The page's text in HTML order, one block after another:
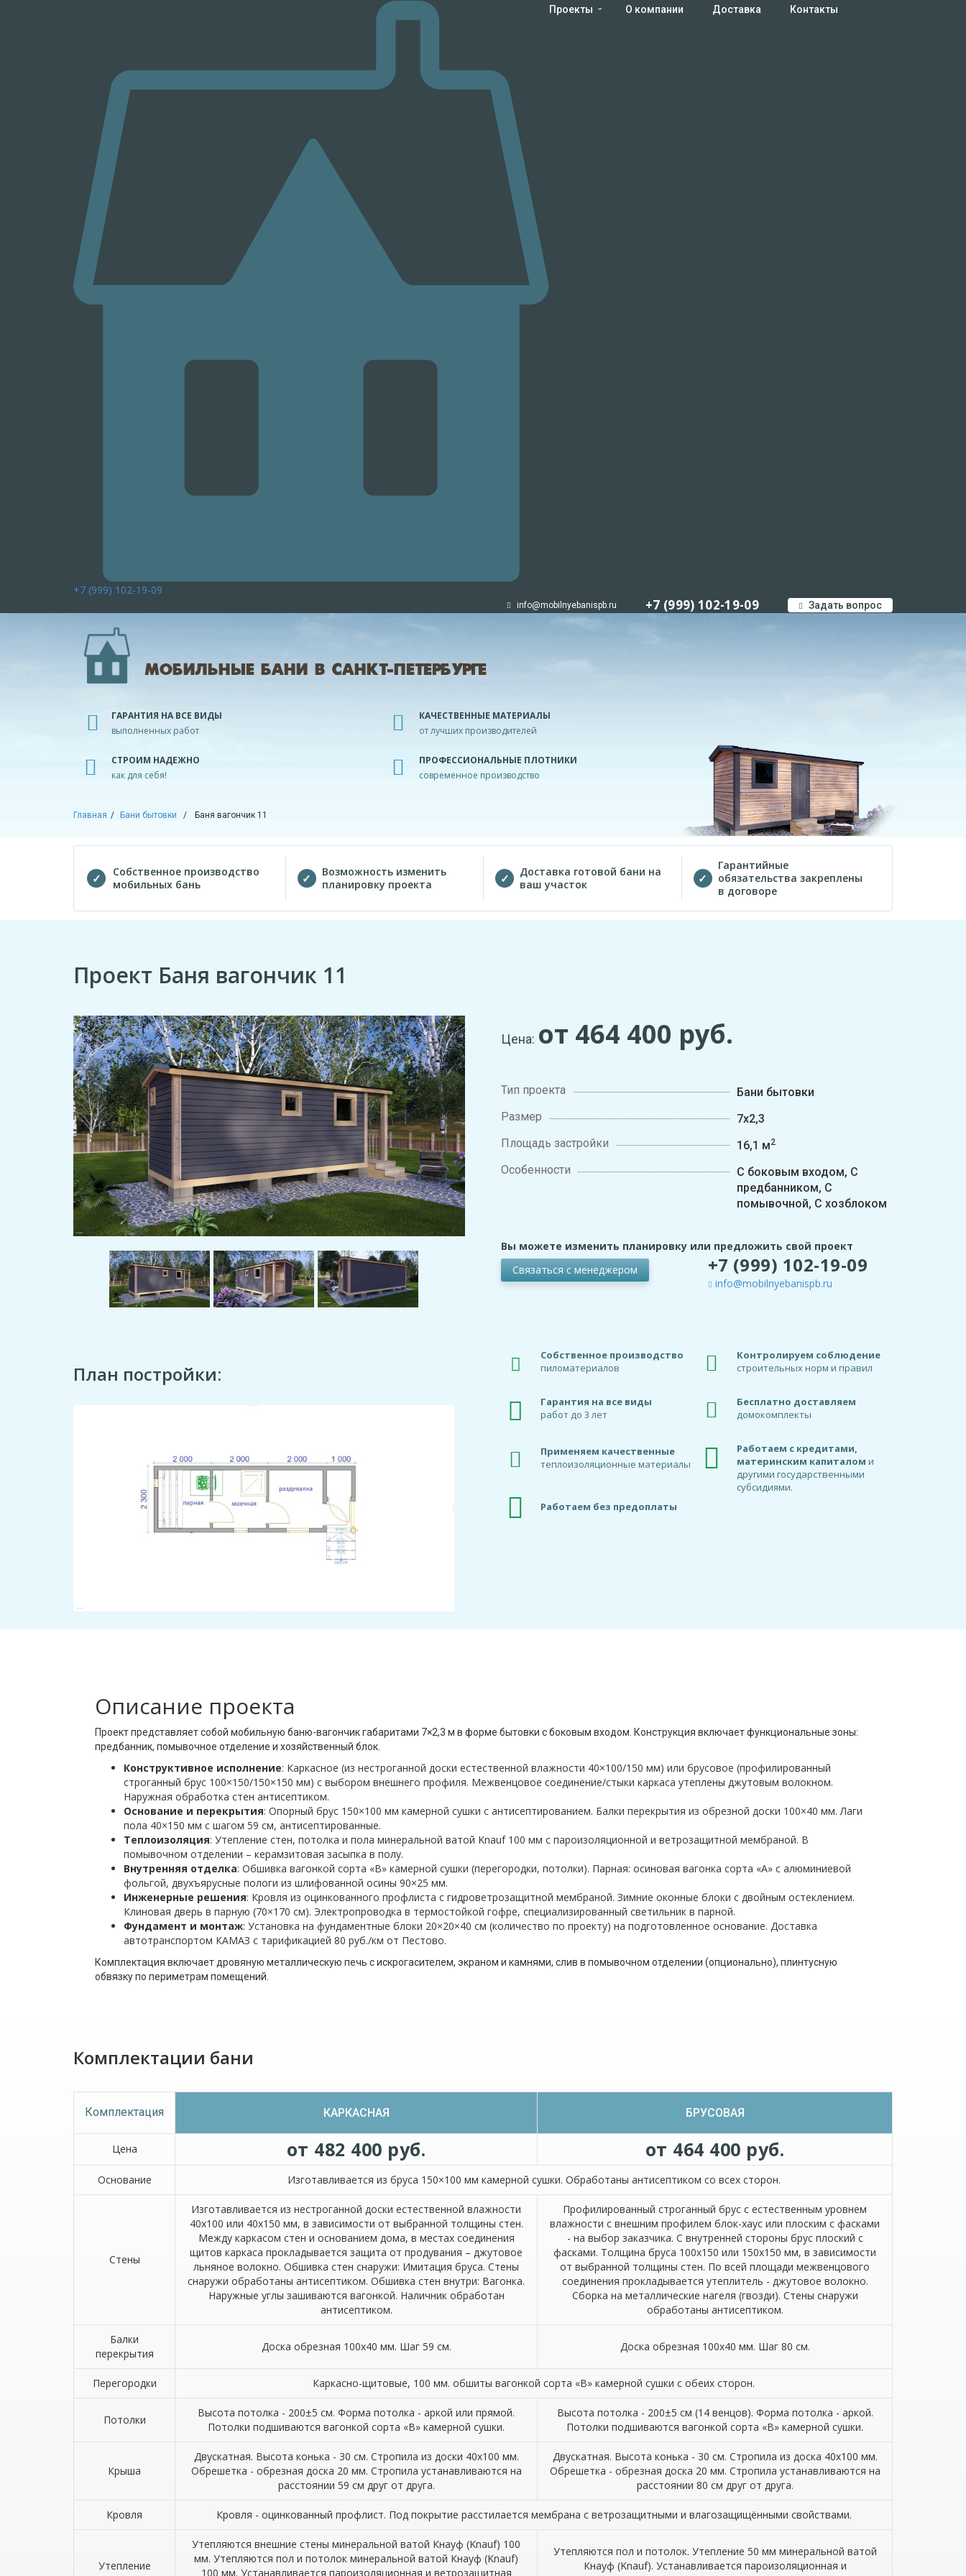
+7 (999) 102-19-09
Проекты О компании Доставка Контакты
info@mobilnyebanispb.ru +7 (999) 102-19-09 Задать вопрос
МОБИЛЬНЫЕ БАНИ В САНКТ-ПЕТЕРБУРГЕ
ГАРАНТИЯ НА ВСЕ ВИДЫ
выполненных работ
КАЧЕСТВЕННЫЕ МАТЕРИАЛЫ
от лучших производителей
СТРОИМ НАДЕЖНО
как для себя!
ПРОФЕССИОНАЛЬНЫЕ ПЛОТНИКИ
современное производство
Главная Бани бытовки Баня вагончик 11
Собственное производство
мобильных бань
Возможность изменить
планировку проекта
Доставка готовой бани на
ваш участок
Гарантийные
обязательства закреплены
в договоре
Проект Баня вагончик 11
План постройки:
Цена: от 464 400 руб.
Тип проекта
Бани бытовки
Размер
7х2,3
Площадь застройки
16,1 м2
Особенности
С боковым входом, С
предбанником, С
помывочной, С хозблоком
Вы можете изменить планировку или предложить свой проект
Связаться с менеджером
+7 (999) 102-19-09
info@mobilnyebanispb.ru
Собственное производство
пиломатериалов
Гарантия на все виды
работ до 3 лет
Применяем качественные
теплоизоляционные материалы
Работаем без предоплаты
Контролируем соблюдение
строительных норм и правил
Бесплатно доставляем
домокомплекты
Работаем с кредитами,
материнским капиталом и
другими государственными
субсидиями.
Описание проекта
Проект представляет собой мобильную баню-вагончик габаритами 7×2,3 м в форме бытовки с боковым входом. Конструкция включает функциональные зоны:
предбанник, помывочное отделение и хозяйственный блок.
Конструктивное исполнение: Каркасное (из нестроганной доски естественной влажности 40×100/150 мм) или брусовое (профилированный
строганный брус 100×150/150×150 мм) с выбором внешнего профиля. Межвенцовое соединение/стыки каркаса утеплены джутовым волокном.
Наружная обработка стен антисептиком.
Основание и перекрытия: Опорный брус 150×100 мм камерной сушки с антисептированием. Балки перекрытия из обрезной доски 100×40 мм. Лаги
пола 40×150 мм с шагом 59 см, антисептированные.
Теплоизоляция: Утепление стен, потолка и пола минеральной ватой Knauf 100 мм с пароизоляционной и ветрозащитной мембраной. В
помывочном отделении – керамзитовая засыпка в полу.
Внутренняя отделка: Обшивка вагонкой сорта «В» камерной сушки (перегородки, потолки). Парная: осиновая вагонка сорта «А» с алюминиевой
фольгой, двухъярусные пологи из шлифованной осины 90×25 мм.
Инженерные решения: Кровля из оцинкованного профлиста с гидроветрозащитной мембраной. Зимние оконные блоки с двойным остеклением.
Клиновая дверь в парную (70×170 см). Электропроводка в термостойкой гофре, специализированный светильник в парной.
Фундамент и монтаж: Установка на фундаментные блоки 20×20×40 см (количество по проекту) на подготовленное основание. Доставка
автотранспортом КАМАЗ с тарификацией 80 руб./км от Пестово.
Комплектация включает дровяную металлическую печь с искрогасителем, экраном и камнями, слив в помывочном отделении (опционально), плинтусную
обвязку по периметрам помещений.
Комплектации бани
Комплектация КАРКАСНАЯ БРУСОВАЯ
Цена от 482 400 руб. от 464 400 руб.
Основание Изготавливается из бруса 150×100 мм камерной сушки. Обработаны антисептиком со всех сторон.
Стены
Изготавливается из нестроганной доски естественной влажности
40х100 или 40х150 мм, в зависимости от выбранной толщины стен.
Между каркасом стен и основанием дома, в местах соединения
щитов каркаса прокладывается защита от продувания – джутовое
льняное волокно. Обшивка стен снаружи: Имитация бруса. Стены
снаружи обработаны антисептиком. Обшивка стен внутри: Вагонка.
Наружные углы зашиваются вагонкой. Наличник обработан
антисептиком.
Профилированный строганный брус с естественным уровнем
влажности с внешним профилем блок-хаус или плоским с фасками
- на выбор заказчика. С внутренней стороны брус плоский с
фасками. Толщина бруса 100х150 или 150х150 мм, в зависимости
от выбранной толщины стен. По всей площади межвенцового
соединения прокладывается утеплитель - джутовое волокно.
Сборка на металлические нагеля (гвозди). Стены снаружи
обработаны антисептиком.
Балки
перекрытия
Доска обрезная 100х40 мм. Шаг 59 см. Доска обрезная 100х40 мм. Шаг 80 см.
Перегородки Каркасно-щитовые, 100 мм. обшиты вагонкой сорта «В» камерной сушки с обеих сторон.
Потолки
Высота потолка - 200±5 см. Форма потолка - аркой или прямой.
Потолки подшиваются вагонкой сорта «В» камерной сушки.
Высота потолка - 200±5 см (14 венцов). Форма потолка - аркой.
Потолки подшиваются вагонкой сорта «В» камерной сушки.
Крыша
Двускатная. Высота конька - 30 см. Стропила из доски 40х100 мм.
Обрешетка - обрезная доска 20 мм. Стропила устанавливаются на
расстоянии 59 см друг от друга.
Двускатная. Высота конька - 30 см. Стропила из доска 40х100 мм.
Обрешетка - обрезная доска 20 мм. Стропила устанавливаются на
расстоянии 80 см друг от друга.
Кровля Кровля - оцинкованный профлист. Под покрытие расстилается мембрана с ветрозащитными и влагозащищёнными свойствами.
Утепление
Утепляются внешние стены минеральной ватой Кнауф (Knauf) 100
мм. Утепляются пол и потолок минеральной ватой Кнауф (Knauf)
100 мм. Устанавливается пароизоляционная и ветрозащитная
Утепляются пол и потолок. Утепление 50 мм минеральной ватой
Кнауф (Knauf). Устанавливается пароизоляционная и